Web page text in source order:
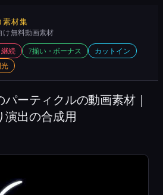
素材集
無料動画素材
続 7揃い・ボーナス
カットイン
ーティクルの動画素材｜
演出の合成用